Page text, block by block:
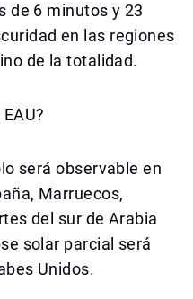
de 6 minutos y 23
en las regiones
de la totalidad.
será observable en
Marruecos,
del sur de Arabia
solar parcial será
Unidos.